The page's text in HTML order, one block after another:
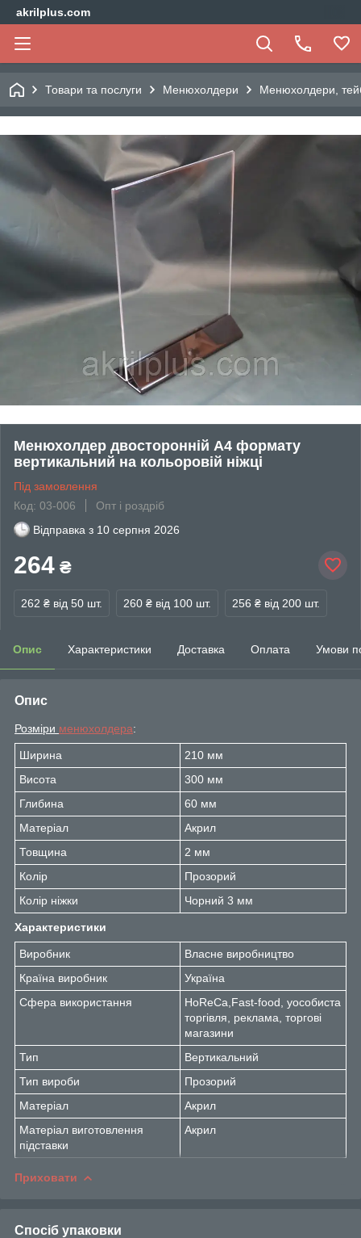
akrilplus.com
Товари та послуги Менюхолдери Менюхолдери,
Менюхолдер двосторонній А4 формату
вертикальний на кольоровій ніжці
Під замовлення
Код: 03-006
Опт і роздріб
Відправка з 10 серпня 2026
264 ₴
262 ₴ від 50 шт. 260 ₴ від 100 шт. 256 ₴ від 200 шт.
Опис Характеристики Доставка Оплата Умови
Опис
Розміри менюхолдера:
Ширина
210 мм
Висота
300 мм
Глибина
60 мм
Матеріал
Акрил
Товщина
2 мм
Колір
Прозорий
Колір ніжки
Чорний 3 мм
Характеристики
Виробник
Власне виробництво
Країна виробник
Україна
Сфера використання
HoReCa, Fast-food, уособиста
торгівля, реклама, торгові
магазини
Тип
Вертикальний
Тип вироби
Прозорий
Матеріал
Акрил
Матеріал виготовлення
підставки
Акрил
Приховати
Спосіб упаковки